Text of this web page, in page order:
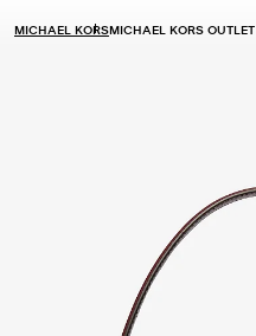
MICHAEL KORSMICHAEL KORS OUTLET